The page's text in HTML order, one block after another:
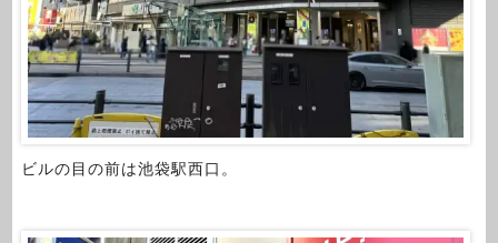
ビルの目の前は池袋駅西口。